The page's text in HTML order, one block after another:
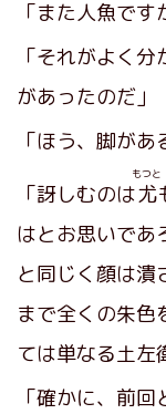
「また人魚です
「それがよく
があったのだ」
「ほう、脚があ
「訝しむのは尤
もつと
はとお思いであ
と同じく顔は潰
まで全くの朱色
ては単なる土左
「確かに、前